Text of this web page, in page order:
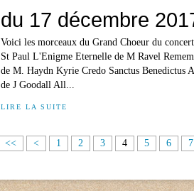
du 17 décembre
Voici les morceaux du Grand Choeur du
St Paul L'Enigme Eternelle de M Ravel
de M. Haydn Kyrie Credo Sanctus
de J Goodall All...
LIRE LA SUITE
<< < 1 2 3 4 5 6 7